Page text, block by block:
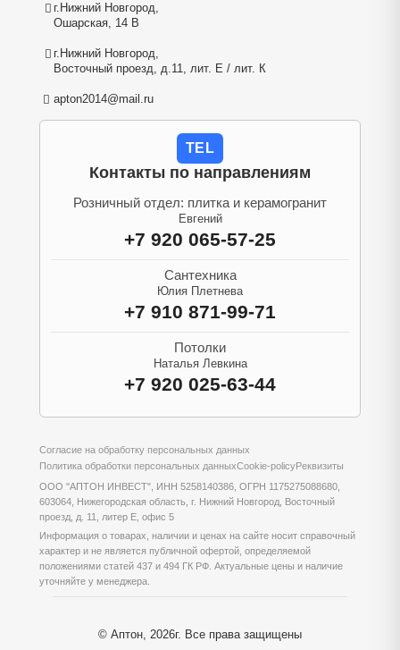
г.Нижний Новгород,
Ошарская, 14 В
г.Нижний Новгород,
Восточный проезд, д.11, лит. Е / лит. К
apton2014@mail.ru
TEL
Контакты по направлениям
Розничный отдел: плитка и керамогранит
Евгений
+7 920 065-57-25
Сантехника
Юлия Плетнева
+7 910 871-99-71
Потолки
Наталья Левкина
+7 920 025-63-44
Согласие на обработку персональных данных
Политика обработки персональных данныхCookie-policyРеквизиты
ООО "АПТОН ИНВЕСТ", ИНН 5258140386, ОГРН 1175275088680,
603064, Нижегородская область, г. Нижний Новгород, Восточный
проезд, д. 11, литер Е, офис 5
Информация о товарах, наличии и ценах на сайте носит справочный
характер и не является публичной офертой, определяемой
положениями статей 437 и 494 ГК РФ. Актуальные цены и наличие
уточняйте у менеджера.
© Аптон, 2026г. Все права защищены